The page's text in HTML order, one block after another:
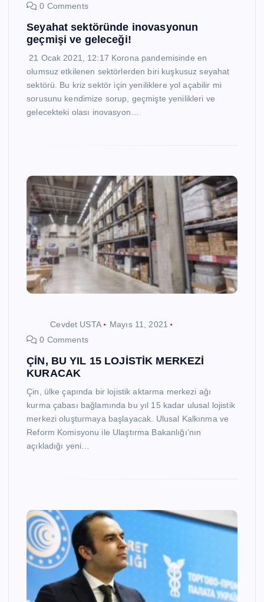
0 Comments
Seyahat sektöründe inovasyonun
geçmişi ve geleceği!
21 Ocak 2021, 12:17 Korona pandemisinde en
olumsuz etkilenen sektörlerden biri kuşkusuz seyahat
sektörü. Bu kriz sektör için yeniliklere yol açabilir mi
sorusunu kendimize sorup, geçmişte yenilikleri ve
gelecekteki olası inovasyon…
Cevdet USTA
Mayıs 11, 2021
0 Comments
ÇİN, BU YIL 15 LOJİSTİK MERKEZİ
KURACAK
Çin, ülke çapında bir lojistik aktarma merkezi ağı
kurma çabası bağlamında bu yıl 15 kadar ulusal lojistik
merkezi oluşturmaya başlayacak. Ulusal Kalkınma ve
Reform Komisyonu ile Ulaştırma Bakanlığı’nın
açıkladığı yeni…